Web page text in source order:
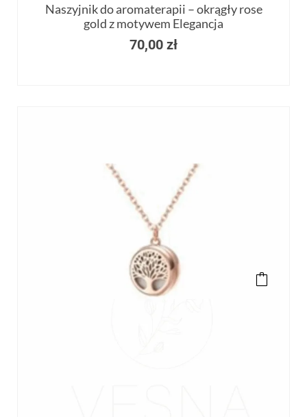
Naszyjnik do aromaterapii – okrągły rose
gold z motywem Elegancja
70,00 zł